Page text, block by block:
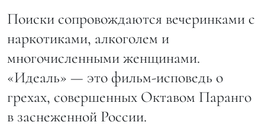
Поиски сопровождаются вечеринками с
наркотиками, алкоголем и
многочисленными женщинами.
«Идеаль» — это фильм-исповедь о
грехах, совершенных Октавом Паранго
в заснеженной России.